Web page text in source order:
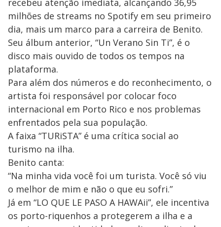
recebeu atenção imediata, alcançando 36,95
milhões de streams no Spotify em seu primeiro
dia, mais um marco para a carreira de Benito.
Seu álbum anterior, “Un Verano Sin Ti”, é o
disco mais ouvido de todos os tempos na
plataforma.
Para além dos números e do reconhecimento, o
artista foi responsável por colocar foco
internacional em Porto Rico e nos problemas
enfrentados pela sua população.
A faixa “TURiSTA” é uma crítica social ao
turismo na ilha.
Benito canta:
“Na minha vida você foi um turista. Você só viu
o melhor de mim e não o que eu sofri.”
Já em “LO QUE LE PASO A HAWAii”, ele incentiva
os porto-riquenhos a protegerem a ilha e a